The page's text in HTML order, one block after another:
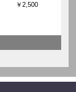
￥2,500